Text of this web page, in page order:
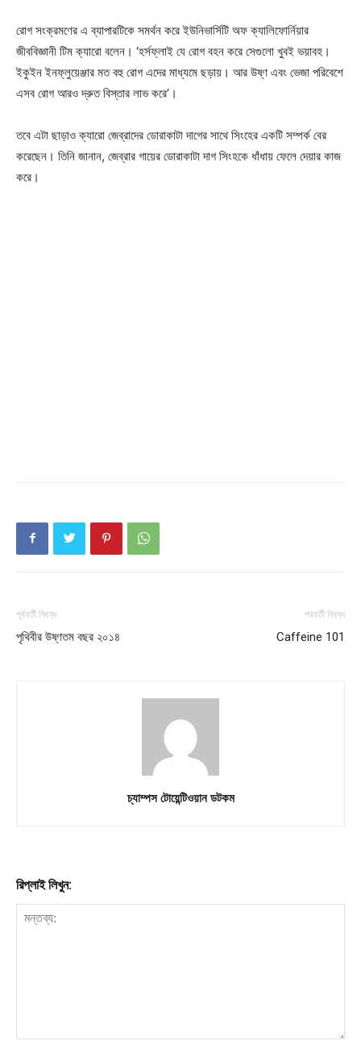
Company
Subscription Plans
My account
রোগ সংক্রমণের এ ব্যাপারটিকে সমর্থন করে ইউনিভার্সিটি অফ ক্যালিফোর্নিয়ার
জীববিজ্ঞানী টিম ক্যারো বলেন। ‘হর্সফ্লাই যে রোগ বহন করে সেগুলো খুবই ভয়াবহ।
ইকুইন ইনফ্লুয়েঞ্জার মত বহু রোগ এদের মাধ্যমে ছড়ায়। আর উষ্ণ এবং ভেজা পরিবেশে
এসব রোগ আরও দ্রুত বিস্তার লাভ করে’।
তবে এটা ছাড়াও ক্যারো জেব্রাদের ডোরাকাটা দাগের সাথে সিংহের একটি সম্পর্ক বের
করেছেন। তিনি জানান, জেব্রার গায়ের ডোরাকাটা দাগ সিংহকে ধাঁধায় ফেলে দেয়ার কাজ
করে।
পূর্ববর্তী নিবন্ধ
পৃথিবীর উষ্ণতম বছর ২০১‌৪
পরবর্তী নিবন্ধ
Caffeine 101
চ্যাম্পস টোয়েন্টিওয়ান ডটকম
রিপ্লাই লিখুন: